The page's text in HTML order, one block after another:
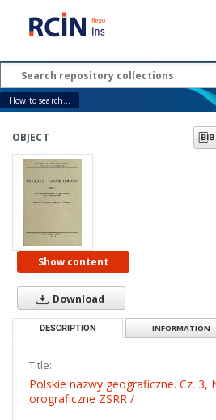
How to search...
OBJECT
Show content
Download
DESCRIPTION INFORMATION
Title:
Polskie nazwy geograficzne. Cz. 3,
orograficzne ZSRR /